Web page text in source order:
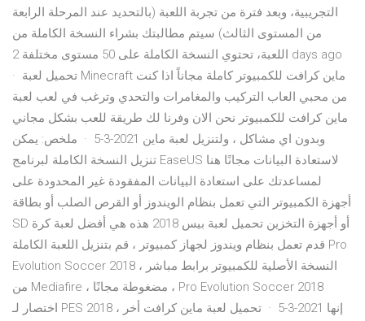
التجريبية، وبعد فترة من تجربة اللعبة (بالتحديد عند المرحلة الرابعة
من المستوى الثالث) سيتم مطالبتك بشراء النسخة الكاملة من
اللعبة، تحتوي النسخة الكاملة على 50 مستوى مختلفة 2 days ago
· تحميل لعبة Minecraft ماين كرافت للكمبيوتر كاملة مجاناً اذا كنت
من محبي العاب التركيب والمغامرات والتحدي وترغب في لعب لعبة
ماين كرافت للكمبيوتر نحن الان وفرنا لك طريقة للعب بشكل مجاني
وبدون اي مشاكل ، ولتنزيل لعبة ماين 2021-3-5 · ملخص: يمكن
تنزيل النسخة الكاملة لبرنامج EaseUS لاستعادة البيانات مجانًا هنا
لمساعدتك على استعادة البيانات المفقودة غير المحدودة على
أجهزة الكمبيوتر التي تعمل بنظام الويندوز أو القرص الصلب أو بطاقة
SD أو أجهزة التخزين تحميل لعبة بيس 2018 هذه هي أفضل لعبة كرة
قدم تعمل بنظام ويندوز لجهاز كمبيوتر ، قم بتنزيل اللعبة الكاملة Pro
Evolution Soccer 2018 ، النسخة الأصلية للكمبيوتر برابط مباشر
من Mediafire ، مضغوطة مجانًا ، Pro Evolution Soccer 2018
اختصار لـ PES 2018 ، إنها 2021-3-5 · تحميل لعبة ماين كرافت أخر